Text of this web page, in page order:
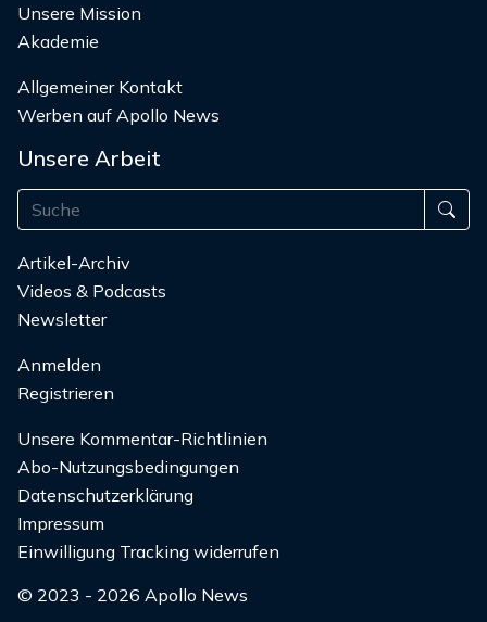
Unsere Mission
Akademie
Allgemeiner Kontakt
Werben auf Apollo News
Unsere Arbeit
Artikel-Archiv
Videos & Podcasts
Newsletter
Anmelden
Registrieren
Unsere Kommentar-Richtlinien
Abo-Nutzungsbedingungen
Datenschutzerklärung
Impressum
Einwilligung Tracking widerrufen
© 2023 - 2026 Apollo News